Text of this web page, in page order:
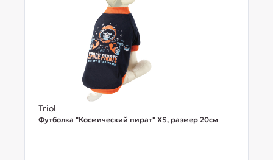
Triol
Футболка "Космический пират" XS, размер 20см